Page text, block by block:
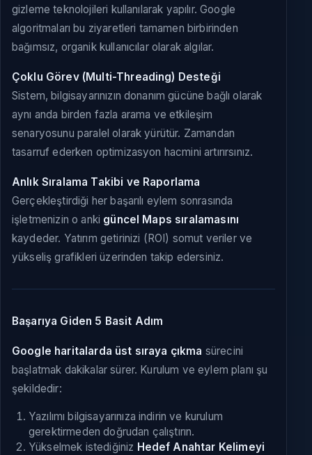
gizleme teknolojileri kullanılarak yapılır. Google
algoritmaları bu ziyaretleri tamamen birbirinden
bağımsız, organik kullanıcılar olarak algılar.
Çoklu Görev (Multi-Threading) Desteği
Sistem, bilgisayarınızın donanım gücüne bağlı olarak
aynı anda birden fazla arama ve etkileşim
senaryosunu paralel olarak yürütür. Zamandan
tasarruf ederken optimizasyon hacmini artırırsınız.
Anlık Sıralama Takibi ve Raporlama
Gerçekleştirdiği her başarılı eylem sonrasında
işletmenizin o anki güncel Maps sıralamasını
kaydeder. Yatırım getirinizi (ROI) somut veriler ve
yükseliş grafikleri üzerinden takip edersiniz.
Başarıya Giden 5 Basit Adım
Google haritalarda üst sıraya çıkma sürecini
başlatmak dakikalar sürer. Kurulum ve eylem planı şu
şekildedir:
Yazılımı bilgisayarınıza indirin ve kurulum
gerektirmeden doğrudan çalıştırın.
Yükselmek istediğiniz Hedef Anahtar Kelimeyi